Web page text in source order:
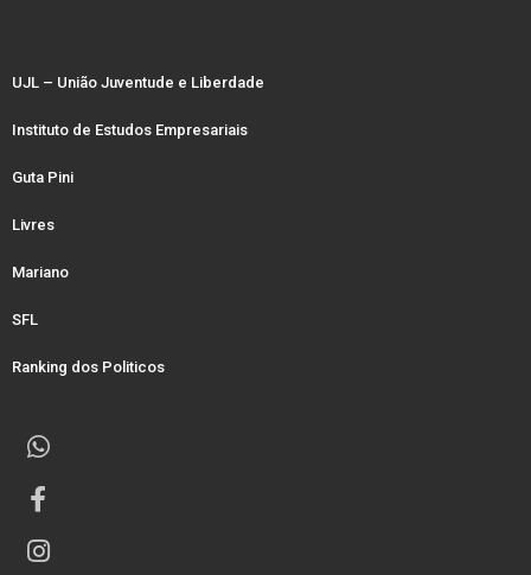
UJL – União Juventude e Liberdade
Instituto de Estudos Empresariais
Guta Pini
Livres
Mariano
SFL
Ranking dos Politicos